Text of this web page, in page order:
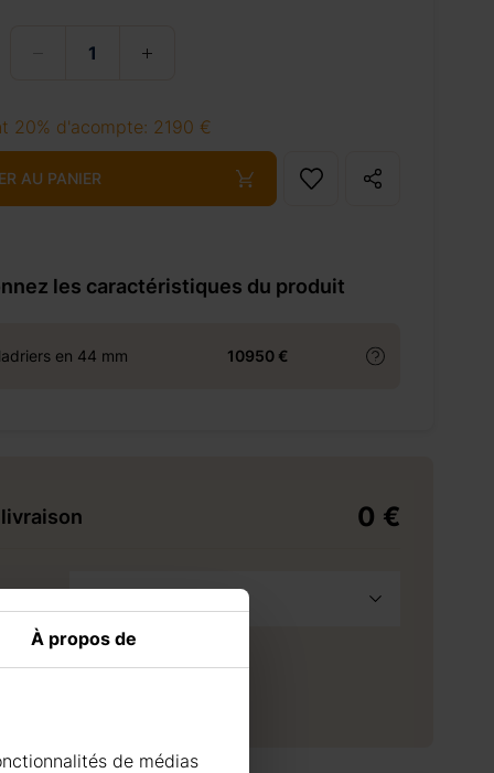
20% d'acompte: 2190 €
AU PANIER
les caractéristiques du produit
en 44 mm 10950 €
0 €
à l'adresse sélectionnée 0 €
À propos de
de médias